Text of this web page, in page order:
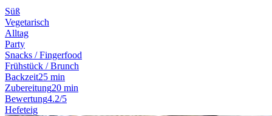
Süß
Vegetarisch
Alltag
Party
Snacks / Fingerfood
Frühstück / Brunch
Backzeit25 min
Zubereitung20 min
Bewertung4.2/5
Hefeteig